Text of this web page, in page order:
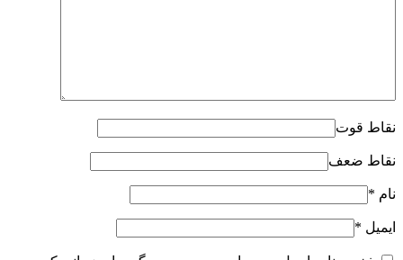
نقاط قوت
نقاط ضعف
نام *
ایمیل *